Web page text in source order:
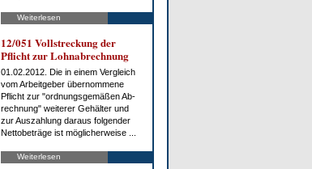
Weiterlesen
12/051 Voll­stre­ckung der
Pflicht zur Lohn­ab­rech­nung
01.02.2012. Die in ei­nem Ver­gleich
vom Ar­beit­ge­ber über­nom­me­ne
Pflicht zur "ord­nungs­ge­mä­ßen Ab­
rech­nung" wei­te­rer Ge­häl­ter und
zur Aus­zah­lung dar­aus fol­gen­der
Net­to­be­trä­ge ist mög­li­cher­wei­se ...
Weiterlesen